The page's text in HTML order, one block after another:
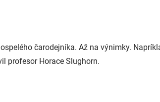
čarodejníka. Až na výnimky.
profesor Horace Slughorn.